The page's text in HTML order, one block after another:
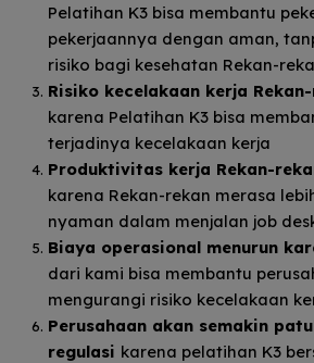
Pelatihan K3 bisa membantu
pekerjaannya dengan aman,
risiko bagi kesehatan Rekan-
Risiko kecelakaan kerja
karena Pelatihan K3 bisa
terjadinya kecelakaan kerja
Produktivitas kerja Rekan-
karena Rekan-rekan merasa
nyaman dalam menjalan job
Biaya operasional menurun
dari kami bisa membantu
mengurangi risiko kecelakaan
Perusahaan akan semakin
regulasi karena pelatihan K3